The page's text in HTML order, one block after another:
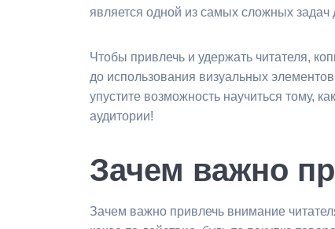
является одной из самых сложных задач
Чтобы привлечь и удержать читателя,
до использования визуальных
упустите возможность научиться тому,
аудитории!
Зачем важно
Зачем важно привлечь внимание